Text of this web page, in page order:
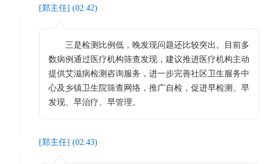
[郑主任] (02:42)
三是检测比例低，晚发现问题还比较突出。目前多
数病例通过医疗机构筛查发现，建议推进医疗机构主动
提供艾滋病检测咨询服务，进一步完善社区卫生服务中
心及乡镇卫生院筛查网络，推广自检，促进早检测、早
发现、早治疗、早管理。
[郑主任] (02:43)